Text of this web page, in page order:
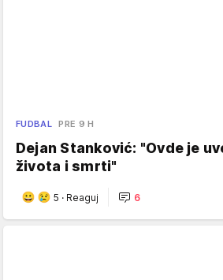
FUDBAL PRE 9 H
Dejan Stanković: "Ovde je
života i smrti"
5 · Reaguj 6